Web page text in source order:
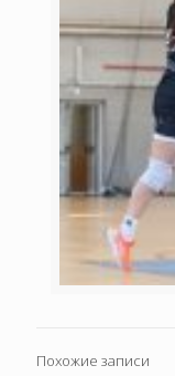
Похожие записи